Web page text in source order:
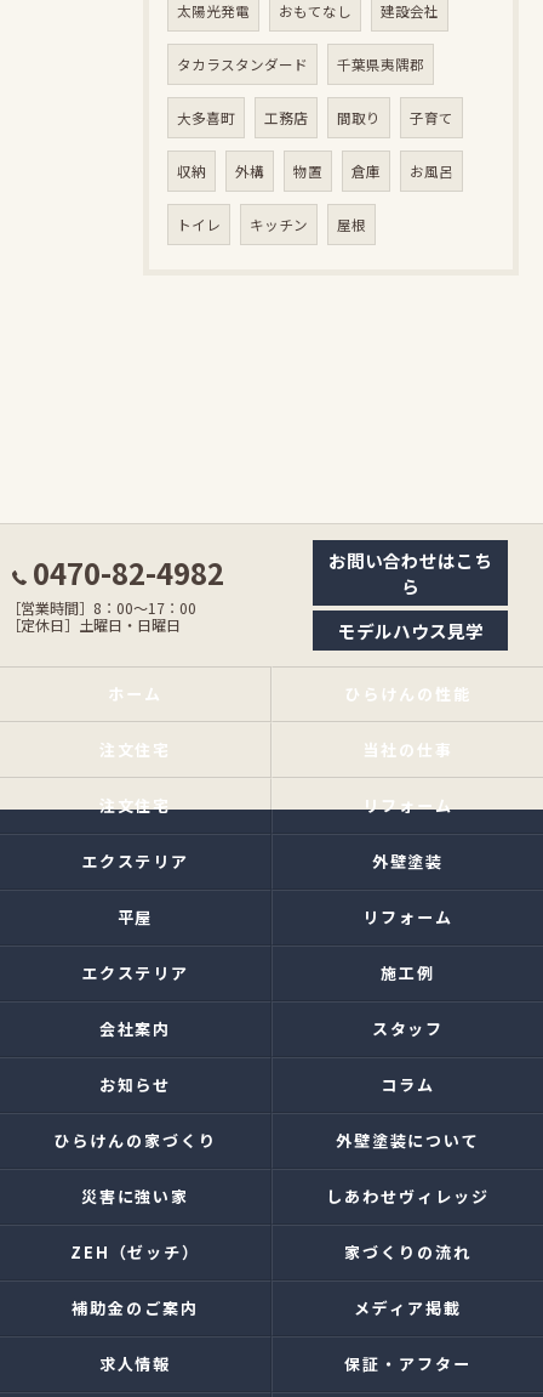
太陽光発電 おもてなし 建設会社
タカラスタンダード 千葉県夷隅郡
大多喜町 工務店 間取り 子育て
収納 外構 物置 倉庫 お風呂
トイレ キッチン 屋根
0470-82-4982
［営業時間］8：00〜17：00
［定休日］土曜日・日曜日
お問い合わせはこち
ら
モデルハウス見学
ホーム ひらけんの性能
注文住宅 当社の仕事
注文住宅 リフォーム
エクステリア 外壁塗装
平屋 リフォーム
エクステリア 施工例
会社案内 スタッフ
お知らせ コラム
ひらけんの家づくり 外壁塗装について
災害に強い家 しあわせヴィレッジ
ZEH（ゼッチ） 家づくりの流れ
補助金のご案内 メディア掲載
求人情報 保証・アフター